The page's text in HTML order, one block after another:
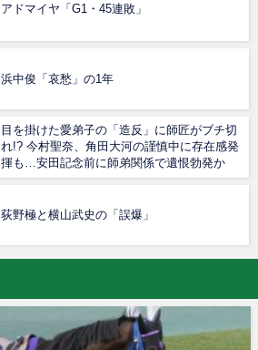
アドマイヤ「G1・45連敗」
浜中俊「哀愁」の1年
目を掛けた愛弟子の「造反」に師匠がブチ切
れ!? 今村聖奈、角田大河の謹慎中に存在感発
揮も…安田記念前に師弟関係で遺恨勃発か
荻野極と横山武史の「誤爆」